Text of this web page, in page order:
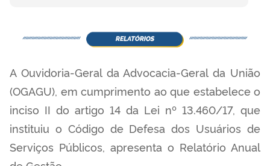
A Ouvidoria-Geral da Advocacia-Geral da União
(OGAGU), em cumprimento ao que estabelece o
inciso II do artigo 14 da Lei nº 13.460/17, que
instituiu o Código de Defesa dos Usuários de
Serviços Públicos, apresenta o Relatório Anual